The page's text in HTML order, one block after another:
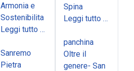
Armonia e
Sostenibilita
Leggi tutto …
Sanremo
Pietra
Spina
Leggi tutto …
panchina
Oltre il
genere- San